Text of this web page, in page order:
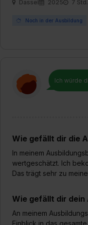
Dassel 2025 7
Noch in der Ausbildung
Ich würde
Wie gefällt dir die
In meinem
wertgeschätzt. Ich
Das trägt sehr zu
Wie gefällt dir dein
An meinem
Einblick in das